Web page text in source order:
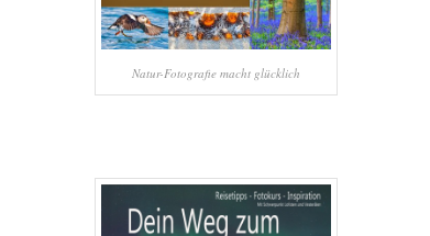
Natur-Fotografie macht glücklich